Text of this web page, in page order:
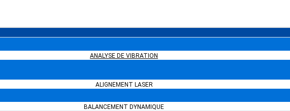
rotatif à vis
ANALYSE DE VIBRATION
ALIGNEMENT LASER
BALANCEMENT DYNAMIQUE